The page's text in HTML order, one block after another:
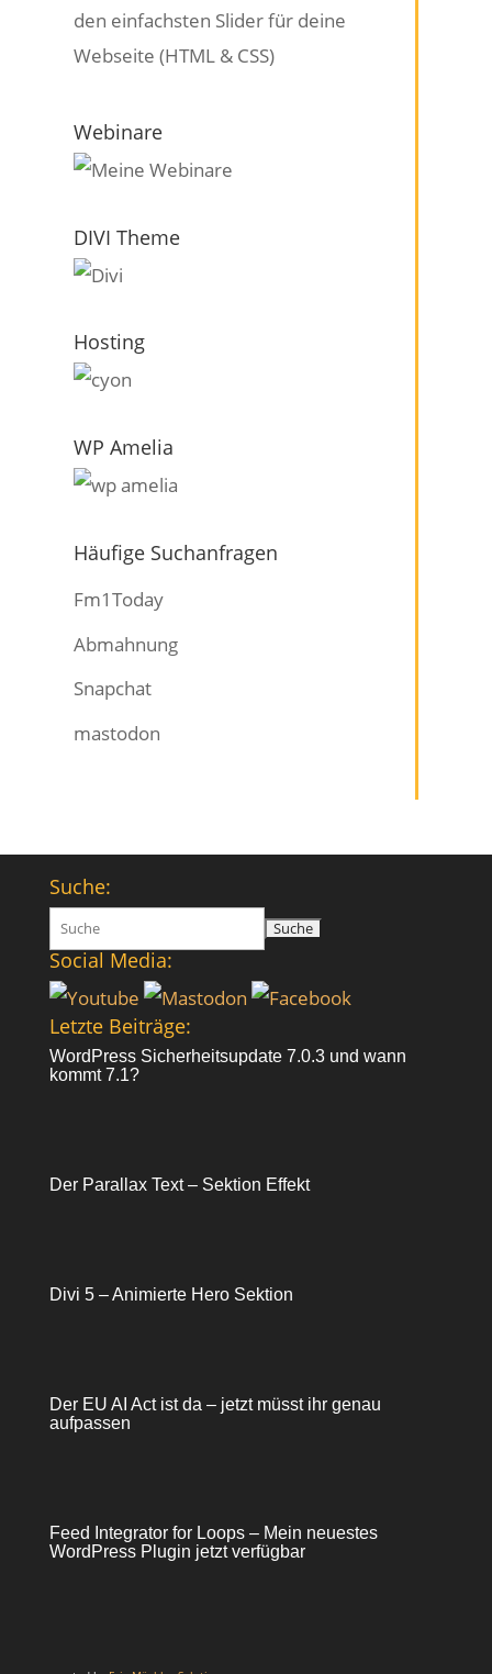
den einfachsten Slider für deine
Webseite (HTML & CSS)
Webinare
DIVI Theme
Hosting
WP Amelia
Häufige Suchanfragen
Fm1Today
Abmahnung
Snapchat
mastodon
Suche:
Suchen
nach:
Social Media:
Letzte Beiträge:
WordPress Sicherheitsupdate 7.0.3 und wann
kommt 7.1?
Der Parallax Text – Sektion Effekt
Divi 5 – Animierte Hero Sektion
Der EU AI Act ist da – jetzt müsst ihr genau
aufpassen
Feed Integrator for Loops – Mein neuestes
WordPress Plugin jetzt verfügbar